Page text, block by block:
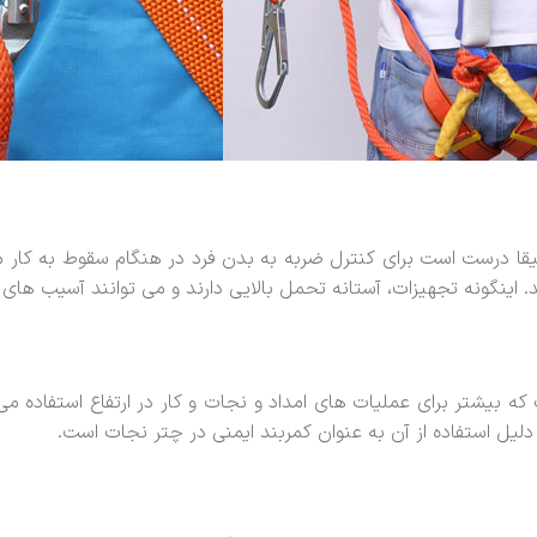
درست است برای کنترل ضربه به بدن فرد در هنگام سقوط به
تجهیزات، آستانه تحمل بالایی دارند و می توانند آسیب
بیشتر برای عملیات های امداد و نجات و کار در ارتفاع
استفاده از آن به عنوان کمربند ایمنی در چتر نجات است.